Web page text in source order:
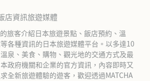
店資訊旅遊媒體
旅客介紹日本旅遊景點、飯店預約、溫
各種資訊的日本旅遊媒體平台。以多達10
泉、美食、購物、觀光地的交通方式及最
政府機關和企業的官方資訊，內容即時又
全新旅遊體驗的遊客，歡迎透過MATCHA